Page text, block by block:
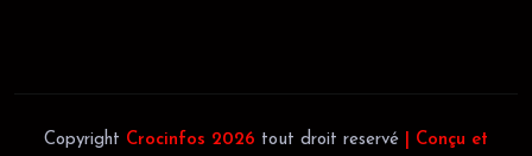
Copyright Crocinfos 2026 tout droit reservé
| Conçu et